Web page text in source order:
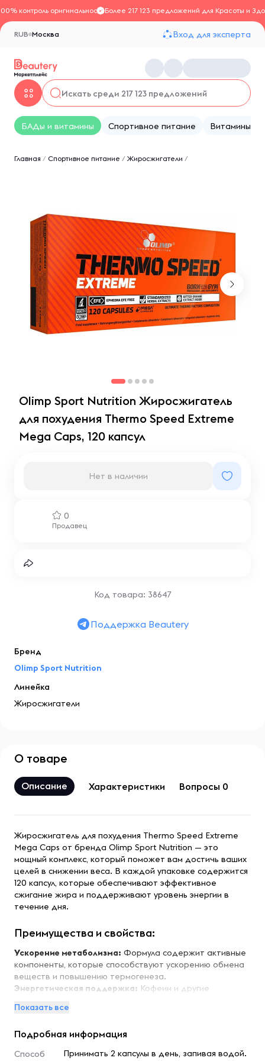
контроль оригинальностиБолее 217 123 предложений для Красоты и
Москва
RUB Вход для эксперта
БАДы и витамины Спортивное питание Витамины
Главная / Спортивное питание / Жиросжигатели /
Olimp Sport Nutrition Жиросжигатель
для похудения Thermo Speed Extreme
Mega Caps, 120 капсул
0
Продавец
Нет в наличии
Код товара: 38647
Поддержка Beautery
Бренд
Olimp Sport Nutrition
Линейка
Жиросжигатели
О товаре
Описание Характеристики Вопросы 0
Жиросжигатель для похудения Thermo Speed Extreme
Mega Caps от бренда Olimp Sport Nutrition — это
мощный комплекс, который поможет вам достичь ваших
целей в снижении веса. В каждой упаковке содержится
120 капсул, которые обеспечивают эффективное
сжигание жира и поддерживают уровень энергии в
течение дня.
Преимущества и свойства:
Ускорение метаболизма: Формула содержит активные
компоненты, которые способствуют ускорению обмена
веществ и повышению термогенеза.
Энергетическая поддержка: Кофеин и другие
высокий уровень энергии во время тренировок.
контролировать чувство голода, что способствует
Показать все
Подробная информация
Способ
Принимать 2 капсулы в день, запивая водой.